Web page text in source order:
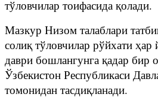
тўловчилар тоифасида қолади.
Мазкур Низом талаблари
солиқ тўловчилар рўйхати ҳар
даври бошлангунга қадар бир
Ўзбекистон Республикаси
томонидан тасдиқланади.